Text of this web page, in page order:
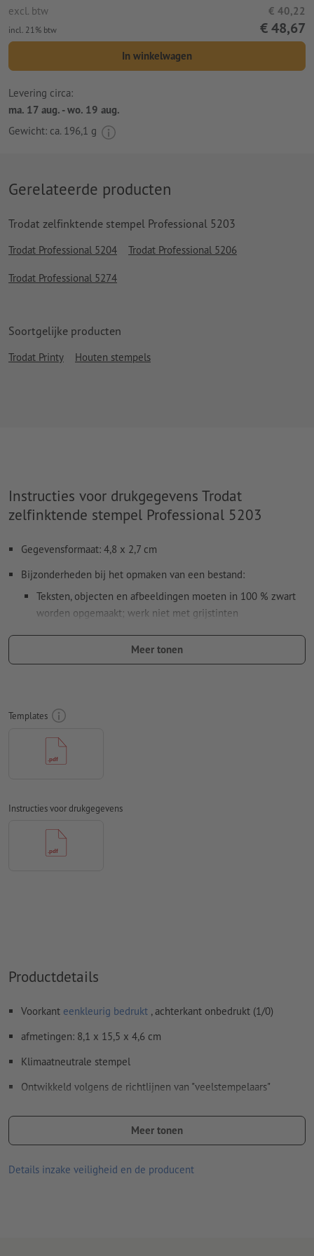
excl. btw € 40,22
incl. 21% btw € 48,67
In winkelwagen
Levering circa:
ma. 17 aug. - wo. 19 aug.
Gewicht: ca. 196,1 g
Gerelateerde producten
Trodat zelfinktende stempel Professional 5203
Trodat Professional 5204 Trodat Professional 5206
Trodat Professional 5274
Soortgelijke producten
Trodat Printy Houten stempels
Instructies voor drukgegevens Trodat
zelfinktende stempel Professional 5203
Gegevensformaat: 4,8 x 2,7 cm
Bijzonderheden bij het opmaken van een bestand:
Teksten, objecten en afbeeldingen moeten in 100 % zwart
worden opgemaakt; werk niet met grijstinten
Gebruik geen effecten als schaduwen, verlopen, rasters,
Onze tip:
Verdana of Helvetica voor een optimale afdruk
Afstand motief tot het eindformaat: minimaal 1 mm
Resolutie:600 dpi
Hoe maak ik afdrukgegevens correct?
Meer tonen
Templates
Instructies voor drukgegevens
Productdetails
Voorkant eenkleurig bedrukt , achterkant onbedrukt (1/0)
afmetingen: 8,1 x 15,5 x 4,6 cm
Klimaatneutrale stempel
Ontwikkeld volgens de richtlijnen van "veelstempelaars"
vormgeving en extreem robuuste techniek.
vormen van rechthoekig tot rond.
Meer tonen
Details inzake veiligheid en de producent